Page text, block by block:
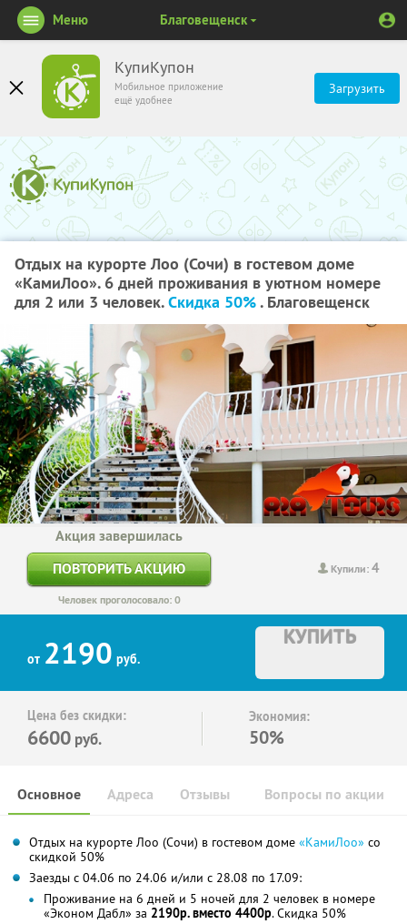
КупиКупон
Мобильное приложение
ещё удобнее
Загрузить
Меню Благовещенск
Отдых на курорте Лоо (Сочи) в гостевом доме
«КамиЛоо». 6 дней проживания в уютном номере
для 2 или 3 человек.Скидка 50%. Благовещенск
Купили:4
Акция завершилась
ПОВТОРИТЬ АКЦИЮ
Человек проголосовало: 0
от 2190 руб.
КУПИТЬ
Цена без скидки:
6600 руб.
Экономия:
50%
Основное Отзывы Вопросы по акции
Адреса
Отдых на курорте Лоо (Сочи) в гостевом доме «КамиЛоо» со
скидкой 50%
Заезды с 04.06 по 24.06 и/или с 28.08 по 17.09:
Проживание на 6 дней и 5 ночей для 2 человек в номере
«Эконом Дабл» за 2190р. вместо 4400р. Скидка 50%